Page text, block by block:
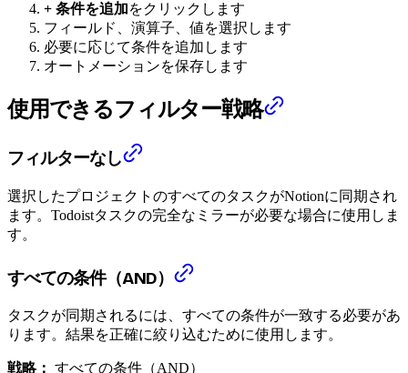
+ 条件を追加をクリックします
フィールド、演算子、値を選択します
必要に応じて条件を追加します
オートメーションを保存します
使用できるフィルター戦略
フィルターなし
選択したプロジェクトのすべてのタスクがNotionに同期され
ます。Todoistタスクの完全なミラーが必要な場合に使用しま
す。
すべての条件（AND）
タスクが同期されるには、すべての条件が一致する必要があ
ります。結果を正確に絞り込むために使用します。
戦略： すべての条件（AND）